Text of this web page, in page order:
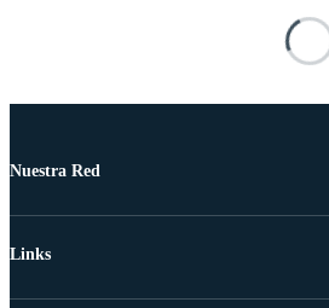
Nuestra Red
Links